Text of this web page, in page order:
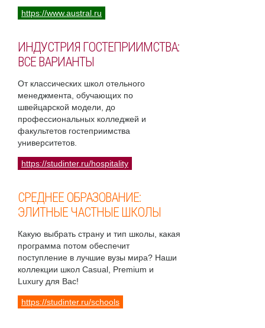
https://www.austral.ru
ИНДУСТРИЯ ГОСТЕПРИИМСТВА:
ВСЕ ВАРИАНТЫ
От классических школ отельного
менеджмента, обучающих по
швейцарской модели, до
профессиональных колледжей и
факультетов гостеприимства
университетов.
https://studinter.ru/hospitality
СРЕДНЕЕ ОБРАЗОВАНИЕ:
ЭЛИТНЫЕ ЧАСТНЫЕ ШКОЛЫ
Какую выбрать страну и тип школы, какая
программа потом обеспечит
поступление в лучшие вузы мира? Наши
коллекции школ Casual, Premium и
Luxury для Вас!
https://studinter.ru/schools